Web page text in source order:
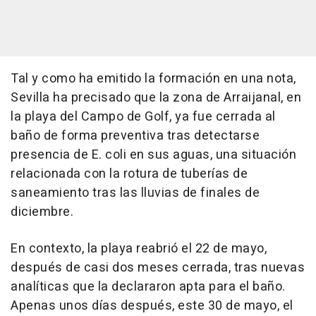
Tal y como ha emitido la formación en una nota,
Sevilla ha precisado que la zona de Arraijanal, en
la playa del Campo de Golf, ya fue cerrada al
baño de forma preventiva tras detectarse
presencia de E. coli en sus aguas, una situación
relacionada con la rotura de tuberías de
saneamiento tras las lluvias de finales de
diciembre.
En contexto, la playa reabrió el 22 de mayo,
después de casi dos meses cerrada, tras nuevas
analíticas que la declararon apta para el baño.
Apenas unos días después, este 30 de mayo, el